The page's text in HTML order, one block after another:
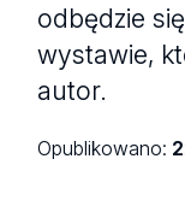
odbędzie
wystawie,
autor.
Opublikowano: